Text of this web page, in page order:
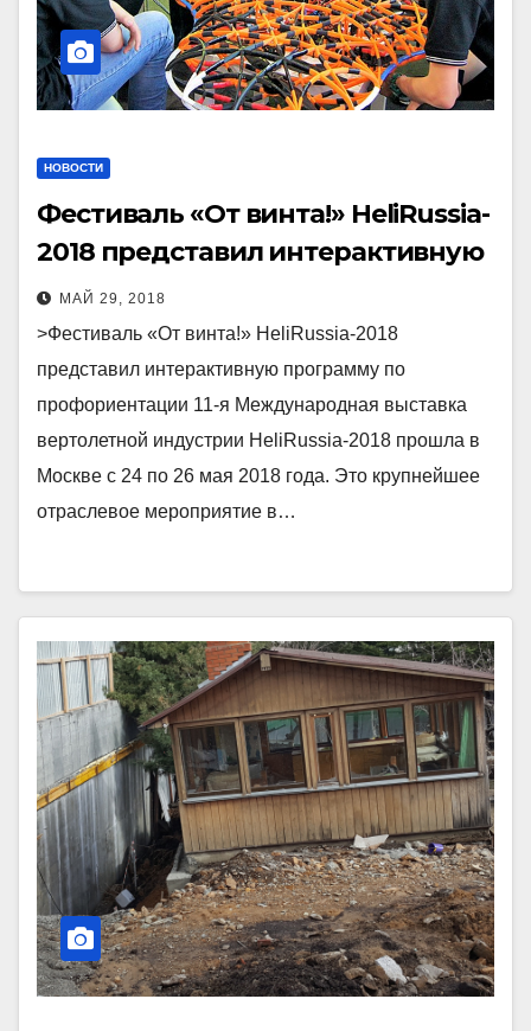
НОВОСТИ
Фестиваль «От винта!» HeliRussia-
2018 представил интерактивную
программу по профориентации
МАЙ 29, 2018
>Фестиваль «От винта!» HeliRussia-2018
представил интерактивную программу по
профориентации 11-я Международная выставка
вертолетной индустрии HeliRussia-2018 прошла в
Москве с 24 по 26 мая 2018 года. Это крупнейшее
отраслевое мероприятие в…